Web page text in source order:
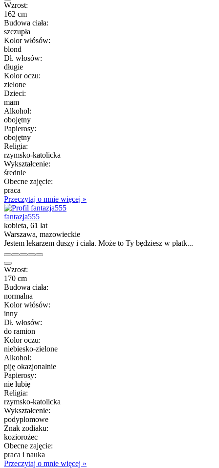
Wzrost:
162 cm
Budowa ciała:
szczupła
Kolor włósów:
blond
Dł. włosów:
długie
Kolor oczu:
zielone
Dzieci:
mam
Alkohol:
obojętny
Papierosy:
obojętny
Religia:
rzymsko-katolicka
Wykształcenie:
średnie
Obecne zajęcie:
praca
Przeczytaj o mnie więcej »
fantazja555
kobieta, 61 lat
Warszawa, mazowieckie
Jestem lekarzem duszy i ciała. Może to Ty będziesz w płatk...
Wzrost:
170 cm
Budowa ciała:
normalna
Kolor włósów:
inny
Dł. włosów:
do ramion
Kolor oczu:
niebiesko-zielone
Alkohol:
piję okazjonalnie
Papierosy:
nie lubię
Religia:
rzymsko-katolicka
Wykształcenie:
podyplomowe
Znak zodiaku:
koziorożec
Obecne zajęcie:
praca i nauka
Przeczytaj o mnie więcej »